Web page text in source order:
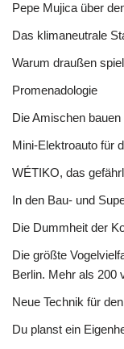
Pepe Mujica über
Das klimaneutrale
Warum draußen
Promenadologie
Die Amischen bauen
Mini-Elektroauto für
WÉTIKO, das
In den Bau- und
Die Dummheit der
Die größte
Berlin. Mehr als 200
Neue Technik für
Du planst ein